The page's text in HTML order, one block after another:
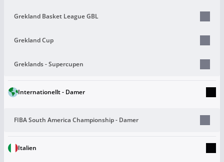
Grekland Basket League GBL
Grekland Cup
Greklands - Supercupen
Internationellt - Damer
FIBA South America Championship - Damer
Italien